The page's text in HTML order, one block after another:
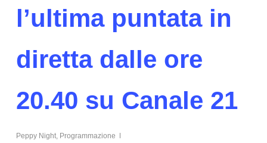
l’ultima puntata in
diretta dalle ore
20.40 su Canale 21
Peppy Night, Programmazione